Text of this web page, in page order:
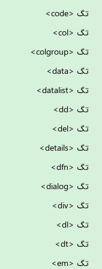
تگ <code>
تگ <col>
تگ <colgroup>
تگ <data>
تگ <datalist>
تگ <dd>
تگ <del>
تگ <details>
تگ <dfn>
تگ <dialog>
تگ <div>
تگ <dl>
تگ <dt>
تگ <em>